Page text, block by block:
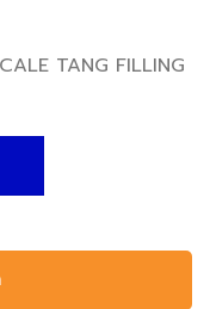
TANG FILLING